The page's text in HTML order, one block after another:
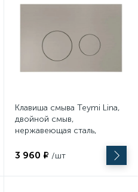
Клавиша смыва Teymi Lina,
двойной смыв,
нержавеющая сталь,
244х162х11
3 960 ₽ /шт
инструмент